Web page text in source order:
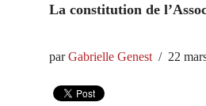
La constitution de
parGabrielle Genest 22